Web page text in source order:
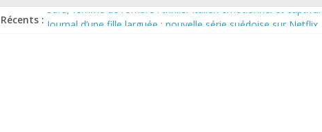
Récents : Sara, femme de l’ombre : thriller italien émotionnel et captivant